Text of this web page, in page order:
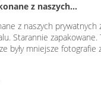
z naszych…
z naszych prywatnych
Starannie zapakowane.
były mniejsze fotografie